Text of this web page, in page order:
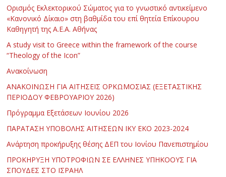
Ορισμός Εκλεκτορικού Σώματος για το γνωστικό αντικείμενο
«Κανονικό Δίκαιο» στη βαθμίδα του επί θητεία Επίκουρου
Καθηγητή της Α.Ε.Α. Αθήνας
Α study visit to Greece within the framework of the course
“Theology of the Icon”
Ανακοίνωση
ΑΝΑΚΟΙΝΩΣΗ ΓΙΑ ΑΙΤΗΣΕΙΣ ΟΡΚΩΜΟΣΙΑΣ (ΕΞΕΤΑΣΤΙΚΗΣ
ΠΕΡΙΟΔΟΥ ΦΕΒΡΟΥΑΡΙΟΥ 2026)
Πρόγραμμα Εξετάσεων Ιουνίου 2026
ΠΑΡΑΤΑΣΗ ΥΠΟΒΟΛΗΣ ΑΙΤΗΣΕΩΝ ΙΚΥ ΕΚΟ 2023-2024
Ανάρτηση προκήρυξης θέσης ΔΕΠ του Ιονίου Πανεπιστημίου
ΠΡΟΚΗΡΥΞΗ ΥΠΟΤΡΟΦΙΩΝ ΣΕ ΕΛΛΗΝΕΣ ΥΠΗΚΟΟΥΣ ΓΙΑ
ΣΠΟΥΔΕΣ ΣΤΟ ΙΣΡΑΗΛ